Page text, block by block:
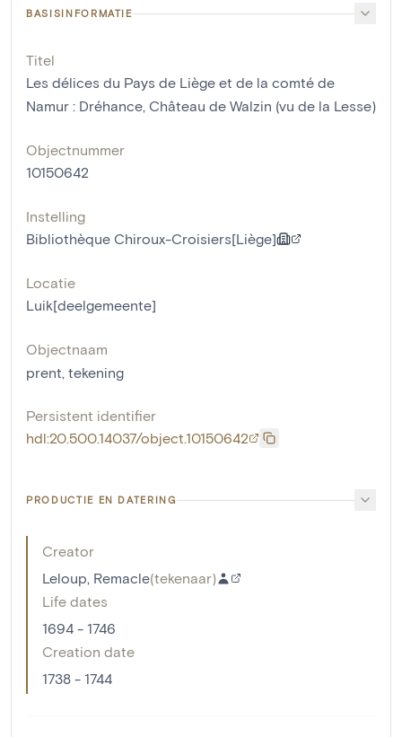
BASISINFORMATIE
Titel
Les délices du Pays de Liège et de la comté de
Namur : Dréhance, Château de Walzin (vu de la Lesse)
Objectnummer
10150642
Instelling
Bibliothèque Chiroux-Croisiers[Liège]
Locatie
Luik[deelgemeente]
Objectnaam
prent, tekening
Persistent identifier
hdl:20.500.14037/object.10150642
PRODUCTIE EN DATERING
Creator
Leloup, Remacle(tekenaar)
Life dates
1694 - 1746
Creation date
1738 - 1744